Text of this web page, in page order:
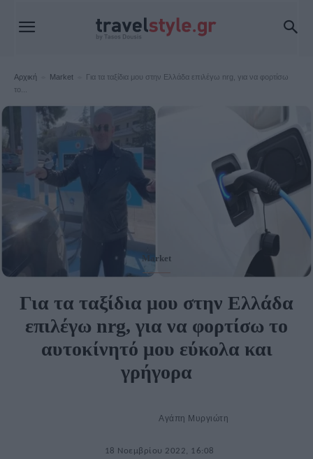
Αρχική Market
Για τα ταξίδια μου στην Ελλάδα επιλέγω nrg, για να φορτίσω
το...
Market
Για τα ταξίδια μου στην Ελλάδα
επιλέγω nrg, για να φορτίσω το
αυτοκίνητό μου εύκολα και
γρήγορα
Αγάπη Μυργιώτη
18 Νοεμβρίου 2022, 16:08